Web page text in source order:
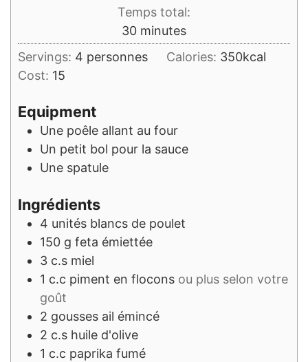
Temps total:
30minutes
minutes
Servings: 4 personnes Calories: 350kcal
Cost: 15
Equipment
Une poêle allant au four
Un petit bol pour la sauce
Une spatule
Ingrédients
4 unités blancs de poulet
150 g feta émiettée
3 c.s miel
1 c.c piment en flocons ou plus selon votre
goût
2 gousses ail émincé
2 c.s huile d'olive
1 c.c paprika fumé